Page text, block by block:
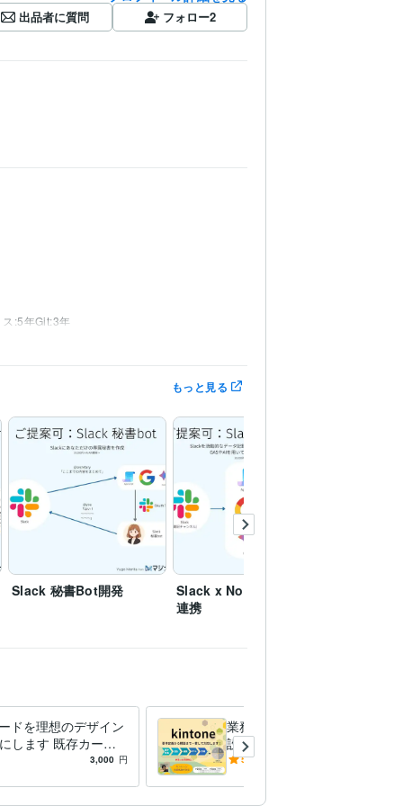
出品者に質問 フォロー2
ス:5年Git:3年
各種ITシステム・SaaS運用構築
Windows(Ser
もっと見る
Slack 秘書Bot開発
Slack x Notion x 生成AI
連携
ドを理想のデザイン
します 既存カード
方へ、プロがカスタ
3,000 円
業務に最適なkintone環境を
設計・構築します 元ITインフ
ラエンジニアが運用を見据え
5.0